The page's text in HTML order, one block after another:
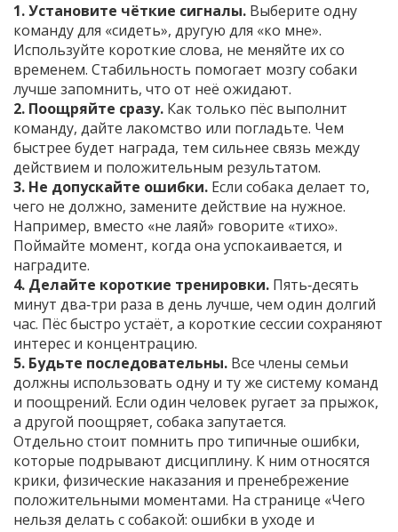
1. Установите чёткие сигналы. Выберите одну
команду для «сидеть», другую для «ко мне».
Используйте короткие слова, не меняйте их со
временем. Стабильность помогает мозгу собаки
лучше запомнить, что от неё ожидают.
2. Поощряйте сразу. Как только пёс выполнит
команду, дайте лакомство или погладьте. Чем
быстрее будет награда, тем сильнее связь между
действием и положительным результатом.
3. Не допускайте ошибки. Если собака делает то,
чего не должно, замените действие на нужное.
Например, вместо «не лаяй» говорите «тихо».
Поймайте момент, когда она успокаивается, и
наградите.
4. Делайте короткие тренировки. Пять‑десять
минут два‑три раза в день лучше, чем один долгий
час. Пёс быстро устаёт, а короткие сессии сохраняют
интерес и концентрацию.
5. Будьте последовательны. Все члены семьи
должны использовать одну и ту же систему команд
и поощрений. Если один человек ругает за прыжок,
а другой поощряет, собака запутается.
Отдельно стоит помнить про типичные ошибки,
которые подрывают дисциплину. К ним относятся
крики, физические наказания и пренебрежение
положительными моментами. На странице «Чего
нельзя делать с собакой: ошибки в уходе и